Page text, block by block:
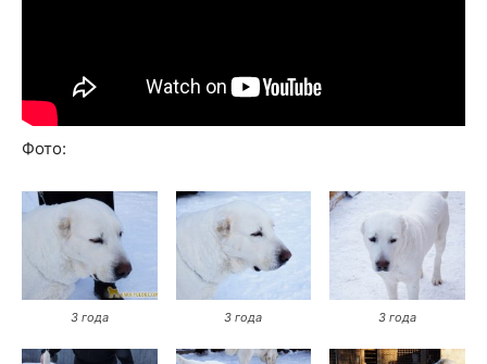
Фото:
3 года 3 года 3 года